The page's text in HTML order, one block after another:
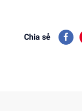
Chia sẻ